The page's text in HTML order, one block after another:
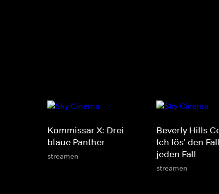
Kommissar X: Drei
blaue Panther
streamen
Beverly Hills
Ich lös' den
jeden Fall
streamen